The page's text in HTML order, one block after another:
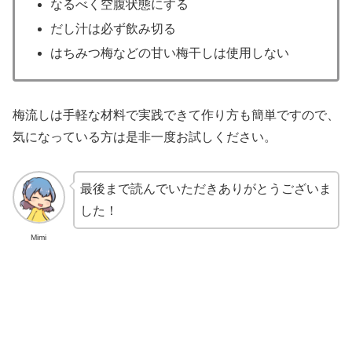
なるべく空腹状態にする
だし汁は必ず飲み切る
はちみつ梅などの甘い梅干しは使用しない
梅流しは手軽な材料で実践できて作り方も簡単ですので、
気になっている方は是非一度お試しください。
Mimi
最後まで読んでいただきありがとうございま
した！